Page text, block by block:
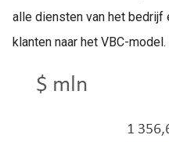
alle diensten van het bedrijf
klanten naar het VBC-model.